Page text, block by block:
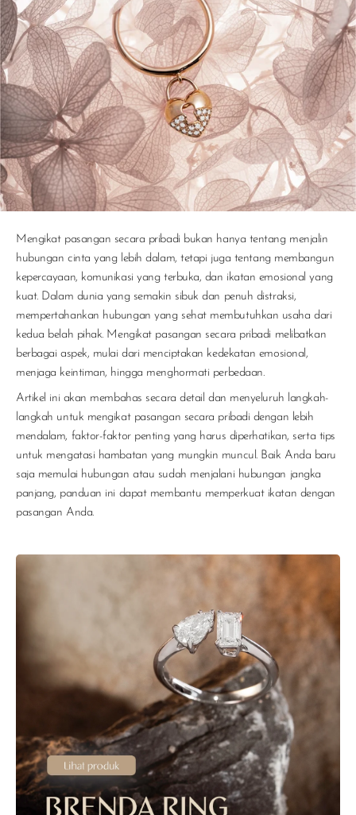
Mengikat pasangan secara pribadi bukan hanya tentang menjalin
hubungan cinta yang lebih dalam, tetapi juga tentang membangun
kepercayaan, komunikasi yang terbuka, dan ikatan emosional yang
kuat. Dalam dunia yang semakin sibuk dan penuh distraksi,
mempertahankan hubungan yang sehat membutuhkan usaha dari
kedua belah pihak. Mengikat pasangan secara pribadi melibatkan
berbagai aspek, mulai dari menciptakan kedekatan emosional,
menjaga keintiman, hingga menghormati perbedaan.
Artikel ini akan membahas secara detail dan menyeluruh langkah-
langkah untuk mengikat pasangan secara pribadi dengan lebih
mendalam, faktor-faktor penting yang harus diperhatikan, serta tips
untuk mengatasi hambatan yang mungkin muncul. Baik Anda baru
saja memulai hubungan atau sudah menjalani hubungan jangka
panjang, panduan ini dapat membantu memperkuat ikatan dengan
pasangan Anda.